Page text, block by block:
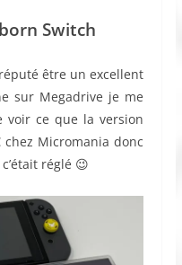
orn Switch
être un excellent
sur Megadrive je me
ce que la version
Micromania donc
réglé 😉